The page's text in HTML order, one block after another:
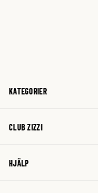
KATEGORIER
CLUB ZIZZI
HJÄLP